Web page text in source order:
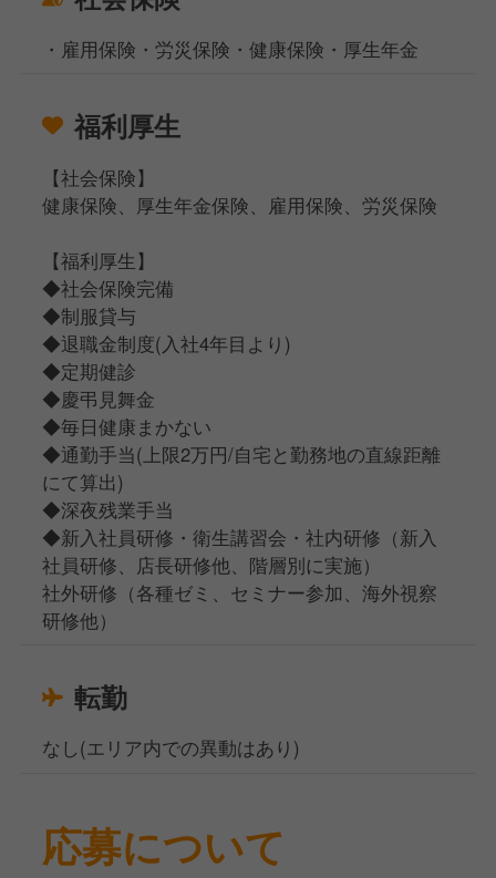
・雇用保険・労災保険・健康保険・厚生年金
福利厚生
【社会保険】
健康保険、厚生年金保険、雇用保険、労災保険
【福利厚生】
◆社会保険完備
◆制服貸与
◆退職金制度(入社4年目より)
◆定期健診
◆慶弔見舞金
◆毎日健康まかない
◆通勤手当(上限2万円/自宅と勤務地の直線距離
にて算出)
◆深夜残業手当
◆新入社員研修・衛生講習会・社内研修（新入
社員研修、店長研修他、階層別に実施）
社外研修（各種ゼミ、セミナー参加、海外視察
研修他）
転勤
なし(エリア内での異動はあり)
応募について